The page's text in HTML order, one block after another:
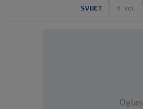
SVIJET 8. kol.
Oglas